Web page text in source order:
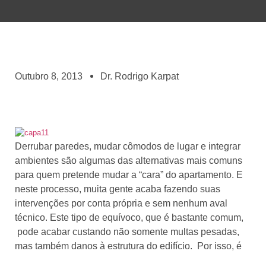
Outubro 8, 2013 Dr. Rodrigo Karpat
Derrubar paredes, mudar cômodos de lugar e integrar
ambientes são algumas das alternativas mais comuns
para quem pretende mudar a “cara” do apartamento. E
neste processo, muita gente acaba fazendo suas
intervenções por conta própria e sem nenhum aval
técnico. Este tipo de equívoco, que é bastante comum,
pode acabar custando não somente multas pesadas,
mas também danos à estrutura do edifício. Por isso, é